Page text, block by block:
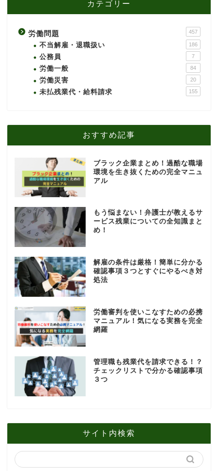
カテゴリー
労働問題 457
不当解雇・退職扱い 186
公務員 7
労働一般 84
労働災害 20
未払残業代・給料請求 155
おすすめ記事
ブラック企業まとめ！過酷な職場
環境を生き抜くための完全マニュ
アル
もう悩まない！弁護士が教えるサ
ービス残業についての全知識まと
め！
解雇の条件は厳格！簡単に分かる
確認事項３つとすぐにやるべき対
処法
労働審判を使いこなすための必携
マニュアル！気になる実務を完全
網羅
管理職も残業代を請求できる！？
チェックリストで分かる確認事項
３つ
サイト内検索